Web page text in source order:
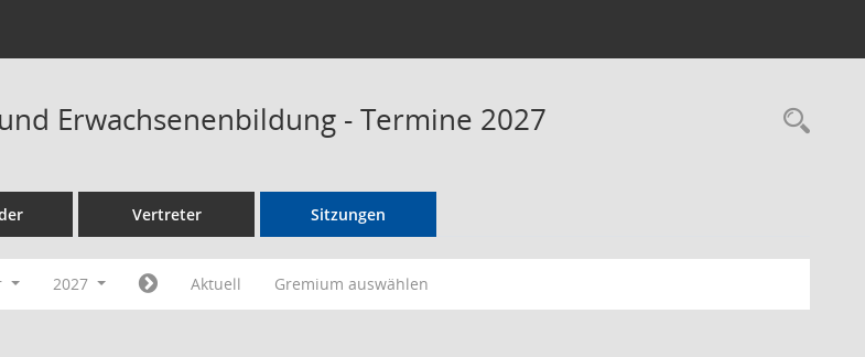
Erwachsenenbildung - Termine 2027
Vertreter Sitzungen
2027 Aktuell Gremium auswählen